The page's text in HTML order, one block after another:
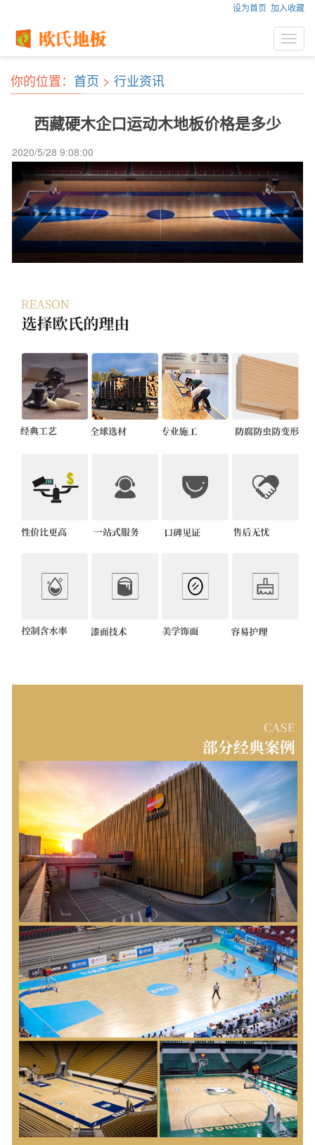
设为首页 加入收藏
你的位置： 首页 > 行业资讯
西藏硬木企口运动木地板价格是多少
2020/5/28 9:08:00